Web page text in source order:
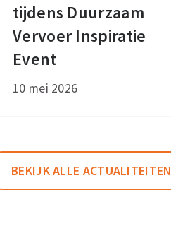
tijdens Duurzaam
Vervoer Inspiratie
Event
10 mei 2026
tijdens
Duurzaam
Vervoer
Event
BEKIJK ALLE ACTUALITEITEN